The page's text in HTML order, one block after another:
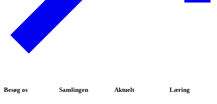
Besøg os Samlingen Aktuelt Læring